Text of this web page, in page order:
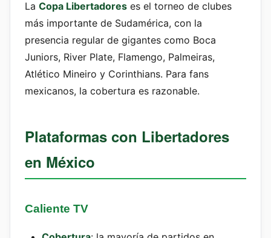
La Copa Libertadores es el torneo de clubes
más importante de Sudamérica, con la
presencia regular de gigantes como Boca
Juniors, River Plate, Flamengo, Palmeiras,
Atlético Mineiro y Corinthians. Para fans
mexicanos, la cobertura es razonable.
Plataformas con Libertadores
en México
Caliente TV